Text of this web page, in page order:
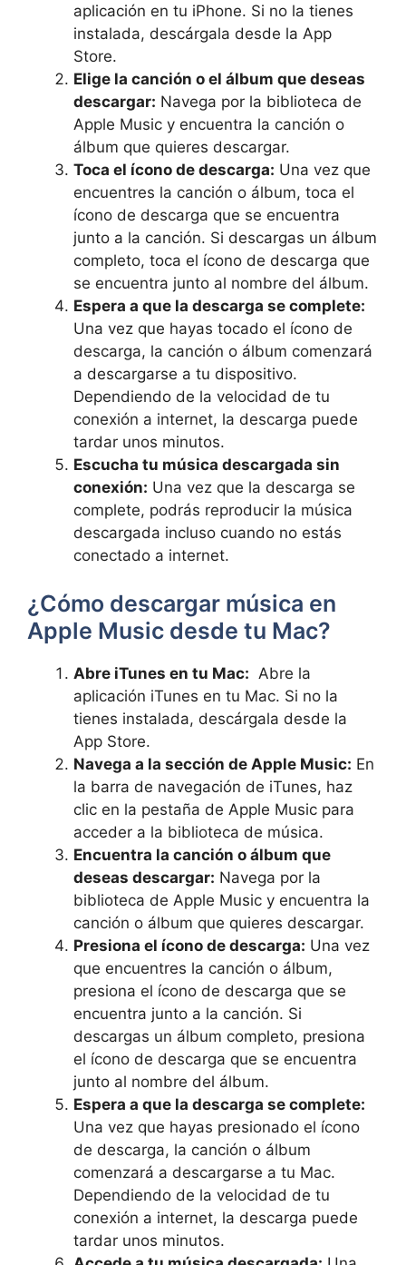
aplicación ‌en tu iPhone. Si no la ⁢tienes
instalada, descárgala desde‌ la App
Store.
Elige la canción o el álbum que deseas
descargar: Navega por la biblioteca de⁢
Apple Music‌ y encuentra la canción ‌o
álbum que quieres⁤ descargar.
Toca ⁣el ícono de descarga: Una vez que
encuentres la canción o álbum, toca el
ícono de descarga​ que se encuentra
junto a la canción. Si descargas un álbum
completo, toca el ⁣ícono de descarga que
se encuentra⁣ junto al nombre del álbum.
Espera a que la descarga se complete:
Una vez que hayas tocado el ícono de
descarga, la ‌canción⁢ o ⁣álbum comenzará
a descargarse ‌a tu⁣ dispositivo.
Dependiendo de la velocidad de tu
⁢conexión a internet, la descarga puede
tardar unos minutos.
Escucha ⁤tu música ⁢descargada sin
conexión: Una vez que la ‌descarga se
complete, podrás reproducir la​ música
descargada​ incluso cuando no estás
conectado a internet.
¿Cómo descargar música en
Apple ⁣Music desde tu Mac?
Abre iTunes en tu ‍Mac: ⁤ Abre la
aplicación iTunes en⁣ tu Mac. Si no la
tienes⁣ instalada, descárgala ⁣desde la
App Store.
Navega‌ a la sección de Apple Music: En
la barra de navegación de iTunes, haz
clic en la pestaña de‌ Apple Music para
acceder‌ a la biblioteca ‍de ‍música.
Encuentra la canción o álbum ‍que
deseas descargar: Navega por la
biblioteca de‌ Apple‌ Music y encuentra la
canción ‍o álbum que quieres ​descargar.
Presiona el ícono⁣ de descarga: Una vez
‌que encuentres la canción o álbum,
presiona el ícono‌ de descarga que se
encuentra junto a la canción. Si
descargas un álbum completo,⁢ presiona
‍el ícono de descarga‍ que se encuentra
junto al nombre ⁤del álbum.
Espera a que la descarga se complete:
⁣Una vez que hayas presionado el ícono
de descarga,⁣ la canción o álbum⁢
comenzará a descargarse a⁢ tu ⁤Mac.
Dependiendo de la velocidad de tu⁣
conexión a internet, la descarga puede
tardar‌ unos minutos.